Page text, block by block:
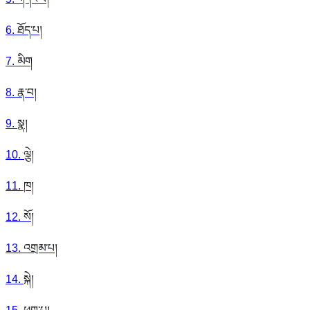
6. ཐོད་པ།
7. མིག
8. རྣ་བ།
9. སྣ།
10. ལྕེ།
11. ཁ།
12. སོ།
13. འགྲམ་པ།
14. སྐེ།